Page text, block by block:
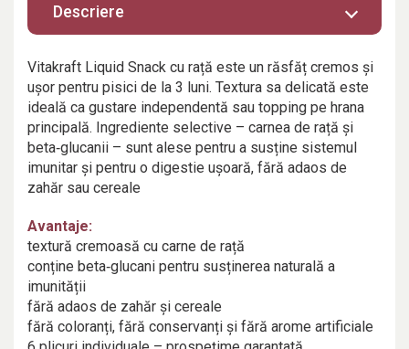
Descriere
Vitakraft Liquid Snack cu rață este un răsfăț cremos și
ușor pentru pisici de la 3 luni. Textura sa delicată este
ideală ca gustare independentă sau topping pe hrana
principală. Ingrediente selective – carnea de rață și
beta‑glucanii – sunt alese pentru a susține sistemul
imunitar și pentru o digestie ușoară, fără adaos de
zahăr sau cereale
Avantaje:
textură cremoasă cu carne de rață
conține beta‑glucani pentru susținerea naturală a
imunității
fără adaos de zahăr și cereale
fără coloranți, fără conservanți și fără arome artificiale